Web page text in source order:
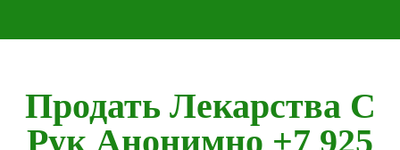
Продать Лекарства С
Рук Анонимно +7 925